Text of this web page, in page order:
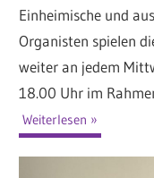
Einheimische und
Organisten spielen
weiter an jedem
18.00 Uhr im
Weiterlesen